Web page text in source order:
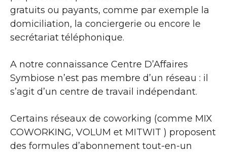
gratuits ou payants, comme par exemple la
domiciliation, la conciergerie ou encore le
secrétariat téléphonique.
A notre connaissance Centre D’Affaires
Symbiose n’est pas membre d’un réseau : il
s’agit d’un centre de travail indépendant.
Certains réseaux de coworking (comme MIX
COWORKING, VOLUM et MITWIT ) proposent
des formules d’abonnement tout-en-un